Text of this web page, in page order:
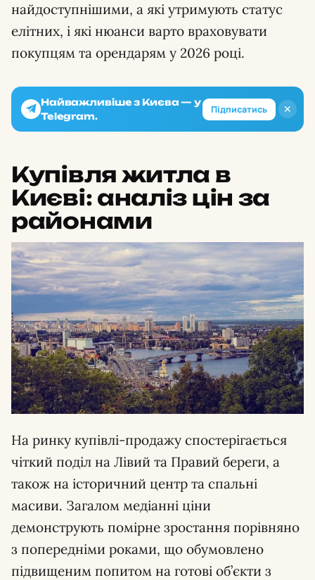
найдоступнішими, а які утримують статус
елітних, і які нюанси варто враховувати
покупцям та орендарям у 2026 році.
✕
Найважливіше з Києва — у
Telegram.
Підписатись
Купівля житла в
Києві: аналіз цін за
районами
На ринку купівлі-продажу спостерігається
чіткий поділ на Лівий та Правий береги, а
також на історичний центр та спальні
масиви. Загалом медіанні ціни
демонструють помірне зростання порівняно
з попередніми роками, що обумовлено
підвищеним попитом на готові об’єкти з